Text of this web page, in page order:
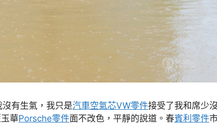
沒有生氣，我只是汽車空氣芯VW零件接受了我和席少
玉華Porsche零件面不改色，平靜的說道。春賓利零件